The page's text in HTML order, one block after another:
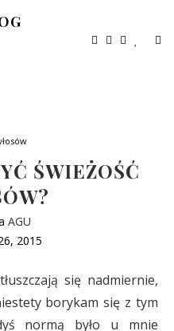
ŚWIEŻOŚĆ
AGU
2015
się nadmiernie,
borykam się z tym
normą było u mnie